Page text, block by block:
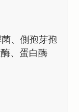
、側孢芽孢
、蛋白酶